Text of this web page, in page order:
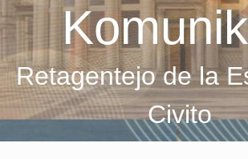
Retagentejo de la
Civito